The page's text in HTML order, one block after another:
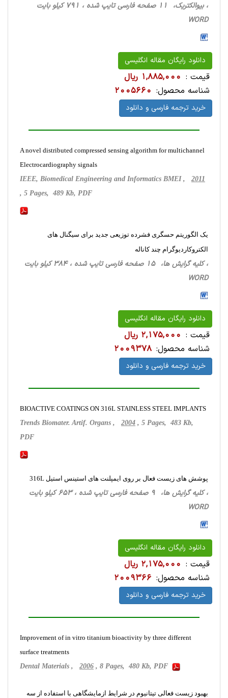
، بیوالکتریک، 11 صفحه فارسی تایپ شده ، 791 کیلو بایت
WORD
دانلود رایگان مقاله انگلیسی
قیمت : 1,885,000 ریال
شناسه محصول: 2005660
خرید ترجمه فارسی و دانلود
A novel distributed compressed sensing algorithm for multichannel
Electrocardiography signals
IEEE, Biomedical Engineering and Informatics BMEI , 2011
, 5 Pages, 489 Kb, PDF
یک الگوریتم حسگری فشرده توزیعی جدید برای سیگنال های
الکتروکاردیوگرام چند کاناله
، کلیه گرایش ها، 15 صفحه فارسی تایپ شده ، 384 کیلو بایت
WORD
دانلود رایگان مقاله انگلیسی
قیمت : 2,175,000 ریال
شناسه محصول: 2009378
خرید ترجمه فارسی و دانلود
BIOACTIVE COATINGS ON 316L STAINLESS STEEL IMPLANTS
Trends Biomater. Artif. Organs , 2004 , 5 Pages, 483 Kb,
PDF
پوشش های زیست فعال بر روی ایمپلنت های استینس استیل 316L
، کلیه گرایش ها، 9 صفحه فارسی تایپ شده ، 653 کیلو بایت
WORD
دانلود رایگان مقاله انگلیسی
قیمت : 2,175,000 ریال
شناسه محصول: 2009366
خرید ترجمه فارسی و دانلود
Improvement of in vitro titanium bioactivity by three different
surface treatments
Dental Materials , 2006 , 8 Pages, 480 Kb, PDF
بهبود زیست فعالی تیتانیوم در شرایط ازمایشگاهی با استفاده از سه